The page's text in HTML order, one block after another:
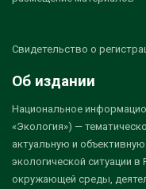
Свидетельство о
Об издании
Национальное
«Экология») —
актуальную и
экологической ситуации
окружающей среды,